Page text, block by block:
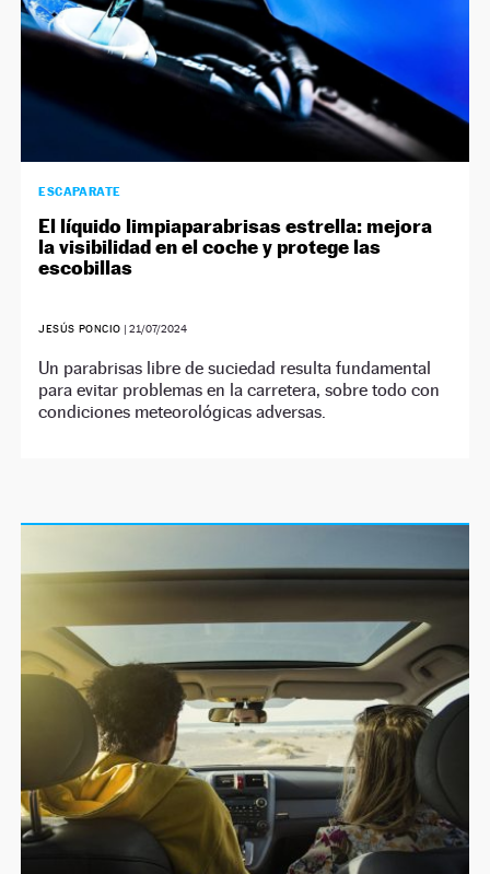
ESCAPARATE
El líquido limpiaparabrisas estrella: mejora
la visibilidad en el coche y protege las
escobillas
JESÚS PONCIO |21/07/2024
Un parabrisas libre de suciedad resulta fundamental
para evitar problemas en la carretera, sobre todo con
condiciones meteorológicas adversas.